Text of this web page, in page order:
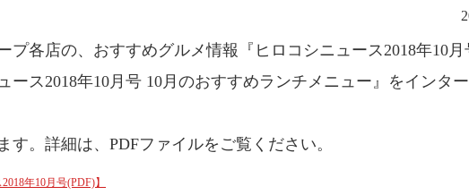
プ各店の、おすすめグルメ情報『ヒロコシニュース2018年10月
ース2018年10月号 10月のおすすめランチメニュー』をインタ
す。詳細は、PDFファイルをご覧ください。
年10月号(PDF)】